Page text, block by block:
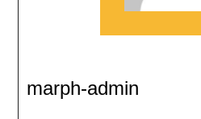
marph-admin